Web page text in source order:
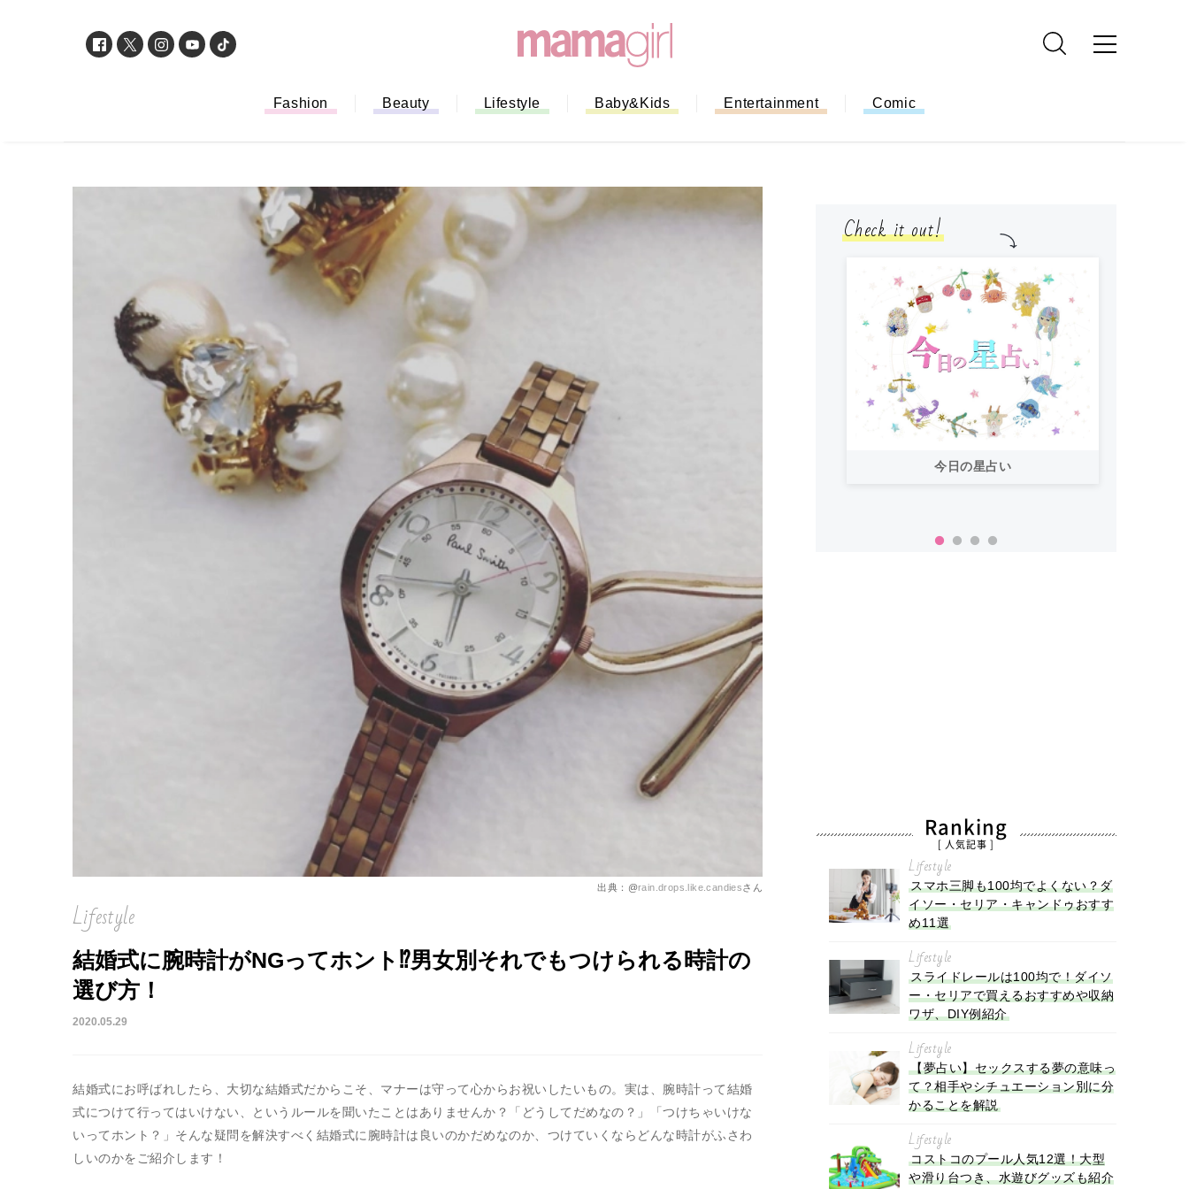
Fashion Beauty Lifestyle Baby&Kids Entertainment Comic
出典：@rain.drops.like.candiesさん
Lifestyle
結婚式に腕時計がNGってホント⁉男女別それでもつけられる時計の
選び方！
2020.05.29
結婚式にお呼ばれしたら、大切な結婚式だからこそ、マナーは守って心からお祝いしたいもの。実は、腕時計って結婚
式につけて行ってはいけない、というルールを聞いたことはありませんか？「どうしてだめなの？」「つけちゃいけな
いってホント？」そんな疑問を解決すべく結婚式に腕時計は良いのかだめなのか、つけていくならどんな時計がふさわ
しいのかをご紹介します！
Check it out!
法から受け取り方までネットオーダー
今日の星占い
Ranking
[ 人気記事 ]
Lifestyle
スマホ三脚も100均でよくない？ダ
イソー・セリア・キャンドゥおすす
め11選
Lifestyle
スライドレールは100均で！ダイソ
ー・セリアで買えるおすすめや収納
ワザ、DIY例紹介
Lifestyle
【夢占い】セックスする夢の意味っ
て？相手やシチュエーション別に分
かることを解説
Lifestyle
コストコのプール人気12選！大型
や滑り台つき、水遊びグッズも紹介